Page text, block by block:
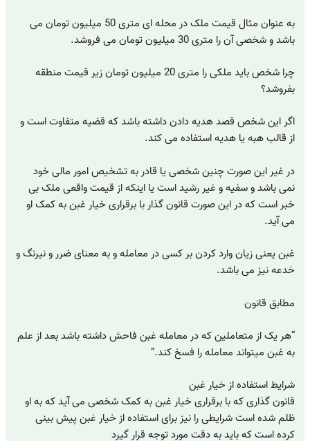
به عنوان مثال قیمت ملک در محله ای متری 50 میلیون تومان می
باشد و شخصی آن را متری 30 میلیون تومان می فروشد.
چرا شخص باید ملکی را متری 20 میلیون تومان زیر قیمت منطقه
بفروشد؟
اگر این شخص قصد هدیه دادن داشته باشد که قضیه متفاوت است و
از قالب هبه یا هدیه استفاده می کند.
در غیر این صورت چنین شخصی یا قادر به تشخیص امور مالی خود
نمی باشد و سفیه و غیر رشید است یا اینکه از قیمت واقعی ملک بی
خبر است که در این صورت قانون گذار با برقراری خیار غبن به کمک او
می آید.
غبن یعنی زیان وارد کردن بر کسی در معامله و به معنای ضرر و نیرنگ و
خدعه نیز می باشد.
مطابق قانون
“هر یک از متعاملین که در معامله غبن فاحش داشته باشد بعد از علم
به غبن میتواند معامله را فسخ کند.”
شرایط استفاده از خیار غبن
قانون گذاری که با برقراری خیار غبن به کمک شخصی می آید که به او
ظلم شده است شرایطی را نیز برای استفاده از خیار غبن پیش بینی
کرده است که باید به دقت مورد توجه قرار گیرد